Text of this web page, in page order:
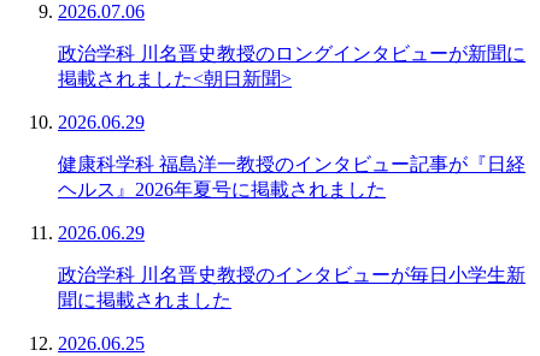
2026.07.06
政治学科 川名晋史教授のロングインタビューが新聞に
掲載されました<朝日新聞>
2026.06.29
健康科学科 福島洋一教授のインタビュー記事が『日経
ヘルス』2026年夏号に掲載されました
2026.06.29
政治学科 川名晋史教授のインタビューが毎日小学生新
聞に掲載されました
2026.06.25